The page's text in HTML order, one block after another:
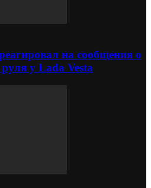
на сообщения о
у Lada Vesta